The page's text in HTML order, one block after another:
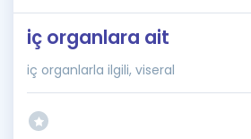
iç organlara ait
iç organlarla ilgili, viseral